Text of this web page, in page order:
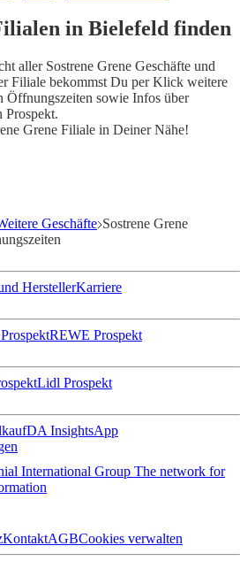
in Bielefeld finden
aller Sostrene Grene Geschäfte und
Filiale bekommst Du per Klick weitere
Öffnungszeiten sowie Infos über
Prospekt.
Grene Filiale in Deiner Nähe!
Geschäfte Sostrene Grene
HerstellerKarriere
REWE Prospekt
Lidl Prospekt
kaufDA InsightsApp
International Group The network for
KontaktAGBCookies verwalten